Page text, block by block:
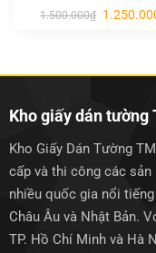
1.500.000₫ Giá
gốc
Kho giấy dán tường
Kho Giấy Dán Tường
cấp và thi công các
nhiều quốc gia nổi
Châu Âu và Nhật Bản.
TP. Hồ Chí Minh và Hà